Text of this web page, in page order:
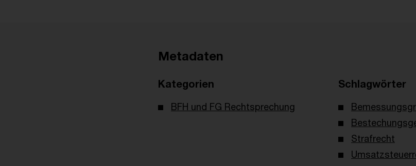
Metadaten
Kategorien
BFH und FG Rechtsprechung
Schlagwörter
Strafrecht